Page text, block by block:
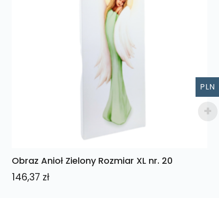
Obraz Anioł Zielony Rozmiar XL nr. 20
146,37 zł
PLN